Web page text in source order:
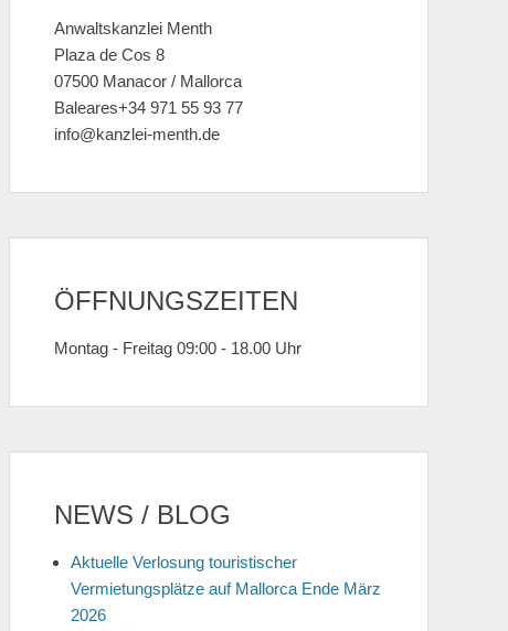
Anwaltskanzlei Menth
Plaza de Cos 8
07500 Manacor / Mallorca
Baleares+34 971 55 93 77
info@kanzlei-menth.de
ÖFFNUNGSZEITEN
Montag - Freitag 09:00 - 18.00 Uhr
NEWS / BLOG
Aktuelle Verlosung touristischer
Vermietungsplätze auf Mallorca Ende März
2026